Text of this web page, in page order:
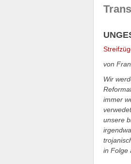
von
Wir
immer
unsere
in Folge